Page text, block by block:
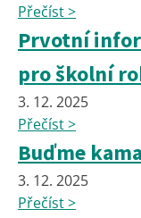
Přečíst >
Prvotní
pro školní
3. 12. 2025
Přečíst >
Buďme
3. 12. 2025
Přečíst >